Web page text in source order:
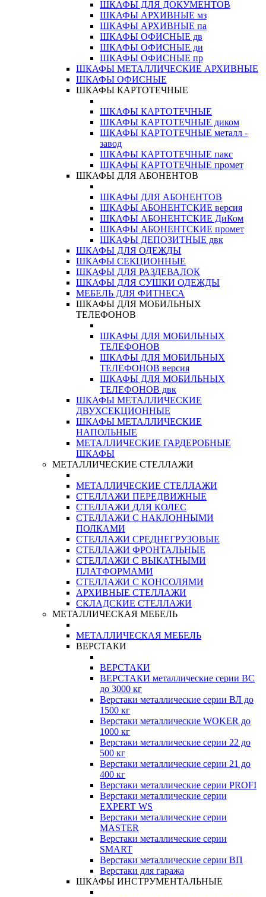
ШКАФЫ ДЛЯ ДОКУМЕНТОВ
ШКАФЫ АРХИВНЫЕ мз
ШКАФЫ АРХИВНЫЕ па
ШКАФЫ ОФИСНЫЕ дв
ШКАФЫ ОФИСНЫЕ ди
ШКАФЫ ОФИСНЫЕ пр
ШКАФЫ МЕТАЛЛИЧЕСКИЕ АРХИВНЫЕ
ШКАФЫ ОФИСНЫЕ
ШКАФЫ КАРТОТЕЧНЫЕ
ШКАФЫ КАРТОТЕЧНЫЕ
ШКАФЫ КАРТОТЕЧНЫЕ диком
ШКАФЫ КАРТОТЕЧНЫЕ металл -
завод
ШКАФЫ КАРТОТЕЧНЫЕ пакс
ШКАФЫ КАРТОТЕЧНЫЕ промет
ШКАФЫ ДЛЯ АБОНЕНТОВ
ШКАФЫ ДЛЯ АБОНЕНТОВ
ШКАФЫ АБОНЕНТСКИЕ версия
ШКАФЫ АБОНЕНТСКИЕ ДиКом
ШКАФЫ АБОНЕНТСКИЕ промет
ШКАФЫ ДЕПОЗИТНЫЕ двк
ШКАФЫ ДЛЯ ОДЕЖДЫ
ШКАФЫ СЕКЦИОННЫЕ
ШКАФЫ ДЛЯ РАЗДЕВАЛОК
ШКАФЫ ДЛЯ СУШКИ ОДЕЖДЫ
МЕБЕЛЬ ДЛЯ ФИТНЕСА
ШКАФЫ ДЛЯ МОБИЛЬНЫХ
ТЕЛЕФОНОВ
ШКАФЫ ДЛЯ МОБИЛЬНЫХ
ТЕЛЕФОНОВ
ШКАФЫ ДЛЯ МОБИЛЬНЫХ
ТЕЛЕФОНОВ версия
ШКАФЫ ДЛЯ МОБИЛЬНЫХ
ТЕЛЕФОНОВ двк
ШКАФЫ МЕТАЛЛИЧЕСКИЕ
ДВУХСЕКЦИОННЫЕ
ШКАФЫ МЕТАЛЛИЧЕСКИЕ
НАПОЛЬНЫЕ
МЕТАЛЛИЧЕСКИЕ ГАРДЕРОБНЫЕ
ШКАФЫ
МЕТАЛЛИЧЕСКИЕ СТЕЛЛАЖИ
МЕТАЛЛИЧЕСКИЕ СТЕЛЛАЖИ
СТЕЛЛАЖИ ПЕРЕДВИЖНЫЕ
СТЕЛЛАЖИ ДЛЯ КОЛЕС
СТЕЛЛАЖИ С НАКЛОННЫМИ
ПОЛКАМИ
СТЕЛЛАЖИ СРЕДНЕГРУЗОВЫЕ
СТЕЛЛАЖИ ФРОНТАЛЬНЫЕ
СТЕЛЛАЖИ С ВЫКАТНЫМИ
ПЛАТФОРМАМИ
СТЕЛЛАЖИ С КОНСОЛЯМИ
АРХИВНЫЕ СТЕЛЛАЖИ
СКЛАДСКИЕ СТЕЛЛАЖИ
МЕТАЛЛИЧЕСКАЯ МЕБЕЛЬ
МЕТАЛЛИЧЕСКАЯ МЕБЕЛЬ
ВЕРСТАКИ
ВЕРСТАКИ
ВЕРСТАКИ металлические серии ВС
до 3000 кг
Верстаки металлические серии ВЛ до
1500 кг
Верстаки металлические WOKER до
1000 кг
Верстаки металлические серии 22 до
500 кг
Верстаки металлические серии 21 до
400 кг
Верстаки металлические серии PROFI
Верстаки металлические серии
EXPERT WS
Верстаки металлические серии
MASTER
Верстаки металлические серии
SMART
Верстаки металлические серии ВП
Верстаки для гаража
ШКАФЫ ИНСТРУМЕНТАЛЬНЫЕ